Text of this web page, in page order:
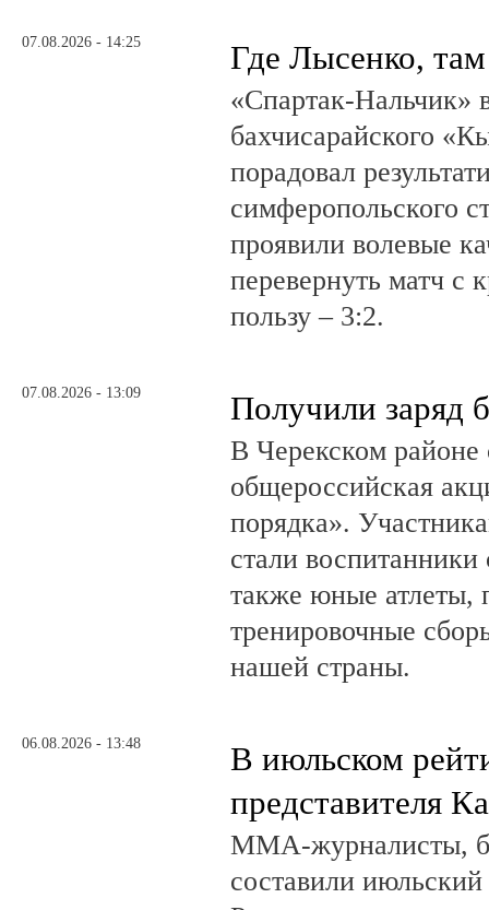
07.08.2026 - 14:25 Где Лысенко,
«Спартак-Нальчик»
бахчисарайского
порадовал
симферопольского
проявили волевые
перевернуть матч с
пользу – 3:2.
07.08.2026 - 13:09 Получили заряд
В Черекском районе
общероссийская
порядка».
стали
также юные атлеты,
тренировочные
нашей страны.
06.08.2026 - 13:48
В июльском
представителя
ММА-журналисты,
составили